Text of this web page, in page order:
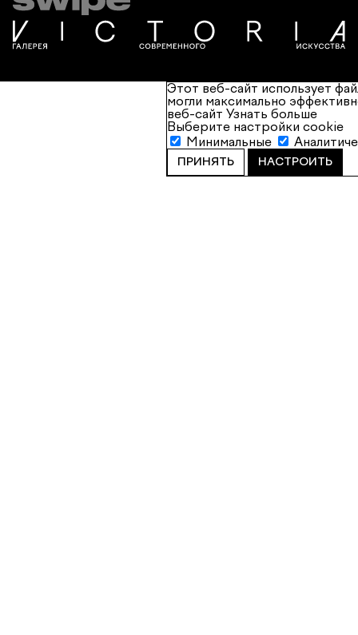
Этот веб-сайт использует
могли максимально
веб-сайт Узнать больше
Выберите настройки cookie
Минимальные
ПРИНЯТЬ НАСТРОИТЬ